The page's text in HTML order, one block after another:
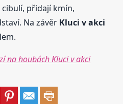
přidají kmín,
Na závěr Kluci v akci
na houbách Kluci v akci